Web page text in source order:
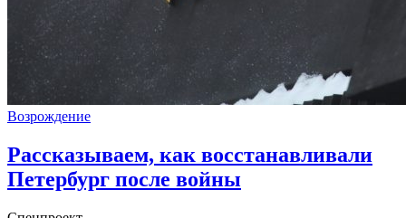
Возрождение
Рассказываем, как восстанавливали
Петербург после войны